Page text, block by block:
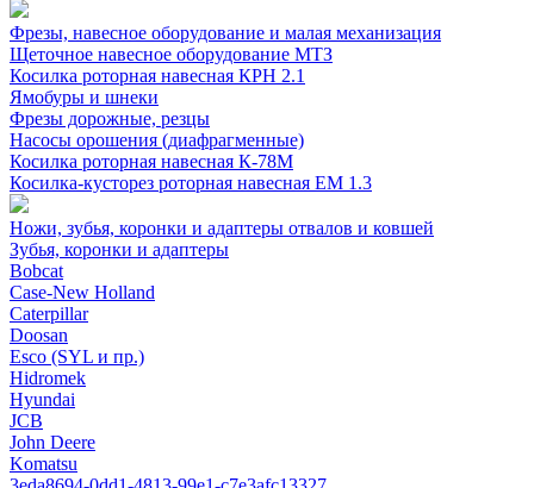
Фрезы, навесное оборудование и малая механизация
Щеточное навесное оборудование МТЗ
Косилка роторная навесная КРН 2.1
Ямобуры и шнеки
Фрезы дорожные, резцы
Насосы орошения (диафрагменные)
Косилка роторная навесная К-78М
Косилка-кусторез роторная навесная ЕМ 1.3
Ножи, зубья, коронки и адаптеры отвалов и ковшей
Зубья, коронки и адаптеры
Bobcat
Case-New Holland
Caterpillar
Doosan
Esco (SYL и пр.)
Hidromek
Hyundai
JCB
John Deere
Komatsu